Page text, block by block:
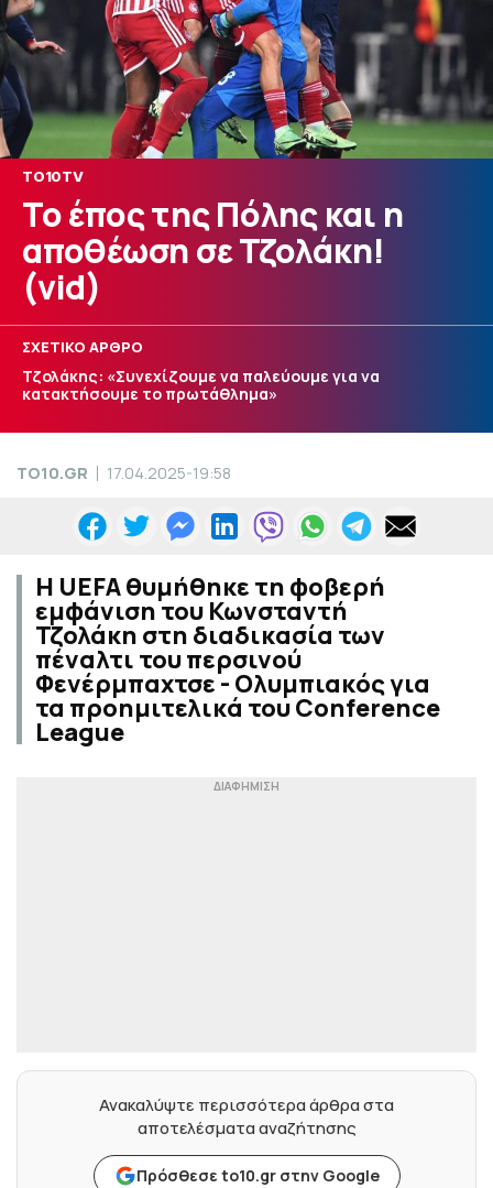
TO10TV
Το έπος της Πόλης και η
αποθέωση σε Τζολάκη!
(vid)
ΣΧΕΤΙΚΟ ΑΡΘΡΟ
Τζολάκης: «Συνεχίζουμε να παλεύουμε για να
κατακτήσουμε το πρωτάθλημα»
TO10.GR 17.04.2025-19:58
Η UEFA θυμήθηκε τη φοβερή
εμφάνιση του Κωνσταντή
Τζολάκη στη διαδικασία των
πέναλτι του περσινού
Φενέρμπαχτσε - Ολυμπιακός για
τα προημιτελικά του Conference
League
Ανακαλύψτε περισσότερα άρθρα στα
αποτελέσματα αναζήτησης
Πρόσθεσε to10.gr στην Google